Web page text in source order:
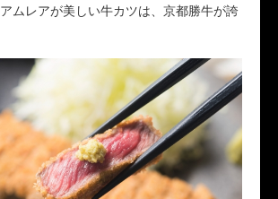
ムレアが美しい牛カツは、京都勝牛が誇